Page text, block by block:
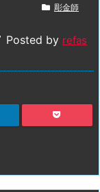
彫金師
Posted by refas